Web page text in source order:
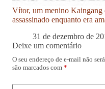
Vítor, um menino Kaingang
assassinado enquanto era
31 de dezembro de
Deixe um comentário
O seu endereço de e-mail não
são marcados com *